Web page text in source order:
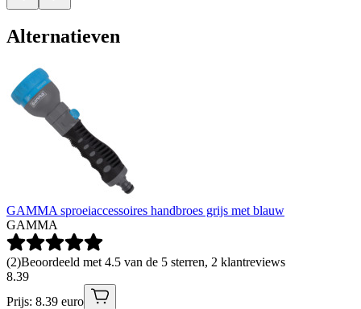
Alternatieven
GAMMA sproeiaccessoires handbroes grijs met blauw
GAMMA
(2)Beoordeeld met 4.5 van de 5 sterren, 2 klantreviews
8.39
Prijs: 8.39 euro